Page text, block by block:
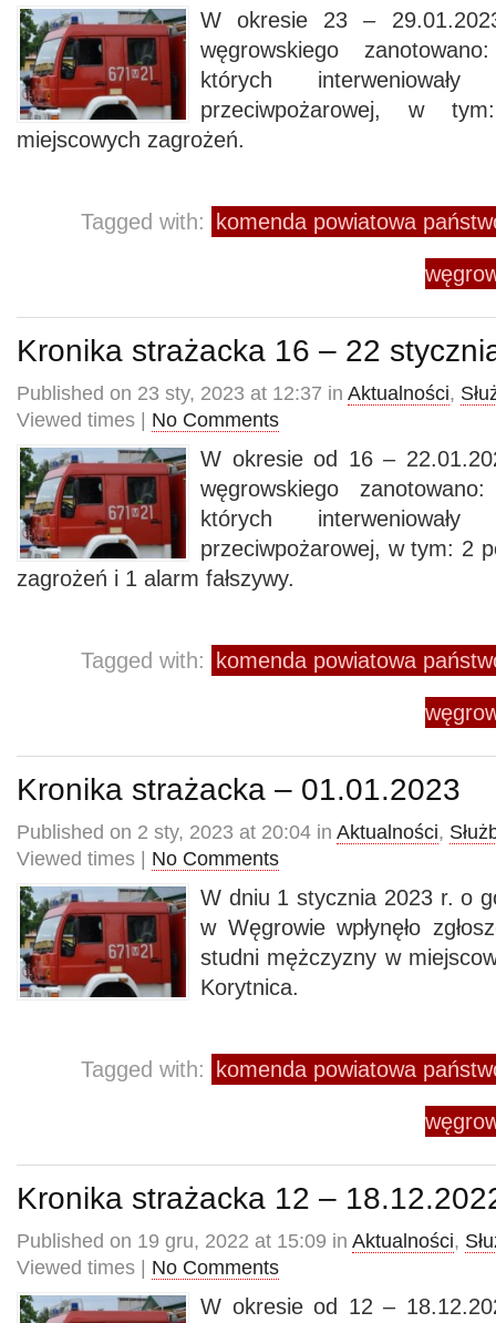
W okresie 23 –
węgrowskiego
których
przeciwpożarowej, w
miejscowych zagrożeń.
Tagged with: komenda powiatowa
Kronika strażacka 16 – 22
Published on 23 sty, 2023 at 12:37 in Aktualności,
Viewed times | No Comments
W okresie od 16 –
węgrowskiego
których
przeciwpożarowej, w tym: 2
zagrożeń i 1 alarm fałszywy.
Tagged with: komenda powiatowa
Kronika strażacka – 01.01.2023
Published on 2 sty, 2023 at 20:04 in Aktualności,
Viewed times | No Comments
W dniu 1 stycznia 2023 r. o
w Węgrowie wpłynęło
studni mężczyzny w
Korytnica.
Tagged with: komenda powiatowa
Kronika strażacka 12 –
Published on 19 gru, 2022 at 15:09 in Aktualności,
Viewed times | No Comments
W okresie od 12 –